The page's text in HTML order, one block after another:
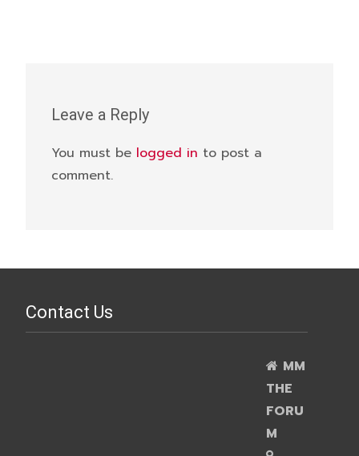
Leave a Reply
You must be logged in to post a
comment.
Contact Us
MM
THE
FORU
M